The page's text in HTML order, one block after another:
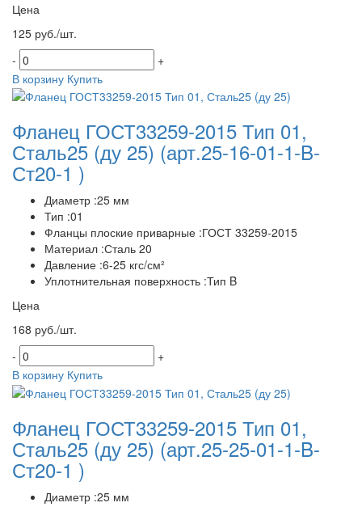
Цена
125 руб./шт.
-
+
В корзину Купить
Фланец ГОСТ33259-2015 Тип 01,
Сталь25 (ду 25) (арт.25-16-01-1-B-
Ст20-1 )
Диаметр :25 мм
Тип :01
Фланцы плоские приварные :ГОСТ 33259-2015
Материал :Сталь 20
Давление :6-25 кгс/см²
Уплотнительная поверхность :Тип B
Цена
168 руб./шт.
-
+
В корзину Купить
Фланец ГОСТ33259-2015 Тип 01,
Сталь25 (ду 25) (арт.25-25-01-1-B-
Ст20-1 )
Диаметр :25 мм